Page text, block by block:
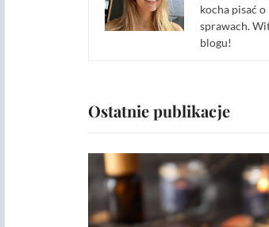
kocha pisać o
sprawach.
blogu!
Ostatnie publikacje